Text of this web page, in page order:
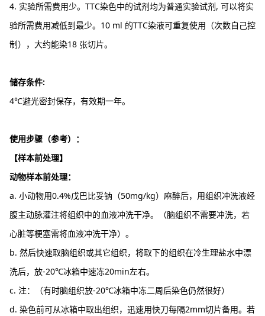
4. 实验所需费用少。TTC染色中的试剂均为普通实验试剂, 可以将实
验所需费用减低到最少。10 ml 的TTC染液可重复使用（次数自己控
制），大约能染18 张切片。
储存条件:
4℃避光密封保存，有效期一年。
使用步骤（参考）：
【样本前处理】
动物样本前处理：
a. 小动物用0.4%戊巴比妥钠（50mg/kg）麻醉后，用组织冲洗液经
腹主动脉灌注将组织中的血液冲洗干净。（脑组织不需要冲洗，若
心脏等梗塞需将血液冲洗干净）。
b. 然后快速取脑组织或其它组织，将取下的组织在冷生理盐水中漂
洗后，放-20℃冰箱中速冻20min左右。
c. 注：（有时脑组织放-20℃冰箱中冻二周后染色仍然很好）
d. 染色前可从冰箱中取出组织，迅速用快刀每隔2mm切片备用。若